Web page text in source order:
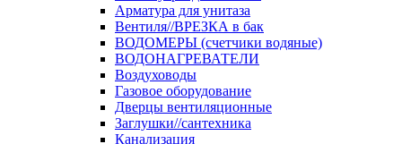
Арматура для унитаза
Вентиля//ВРЕЗКА в бак
ВОДОМЕРЫ (счетчики водяные)
ВОДОНАГРЕВАТЕЛИ
Воздуховоды
Газовое оборудование
Дверцы вентиляционные
Заглушки//сантехника
Канализация